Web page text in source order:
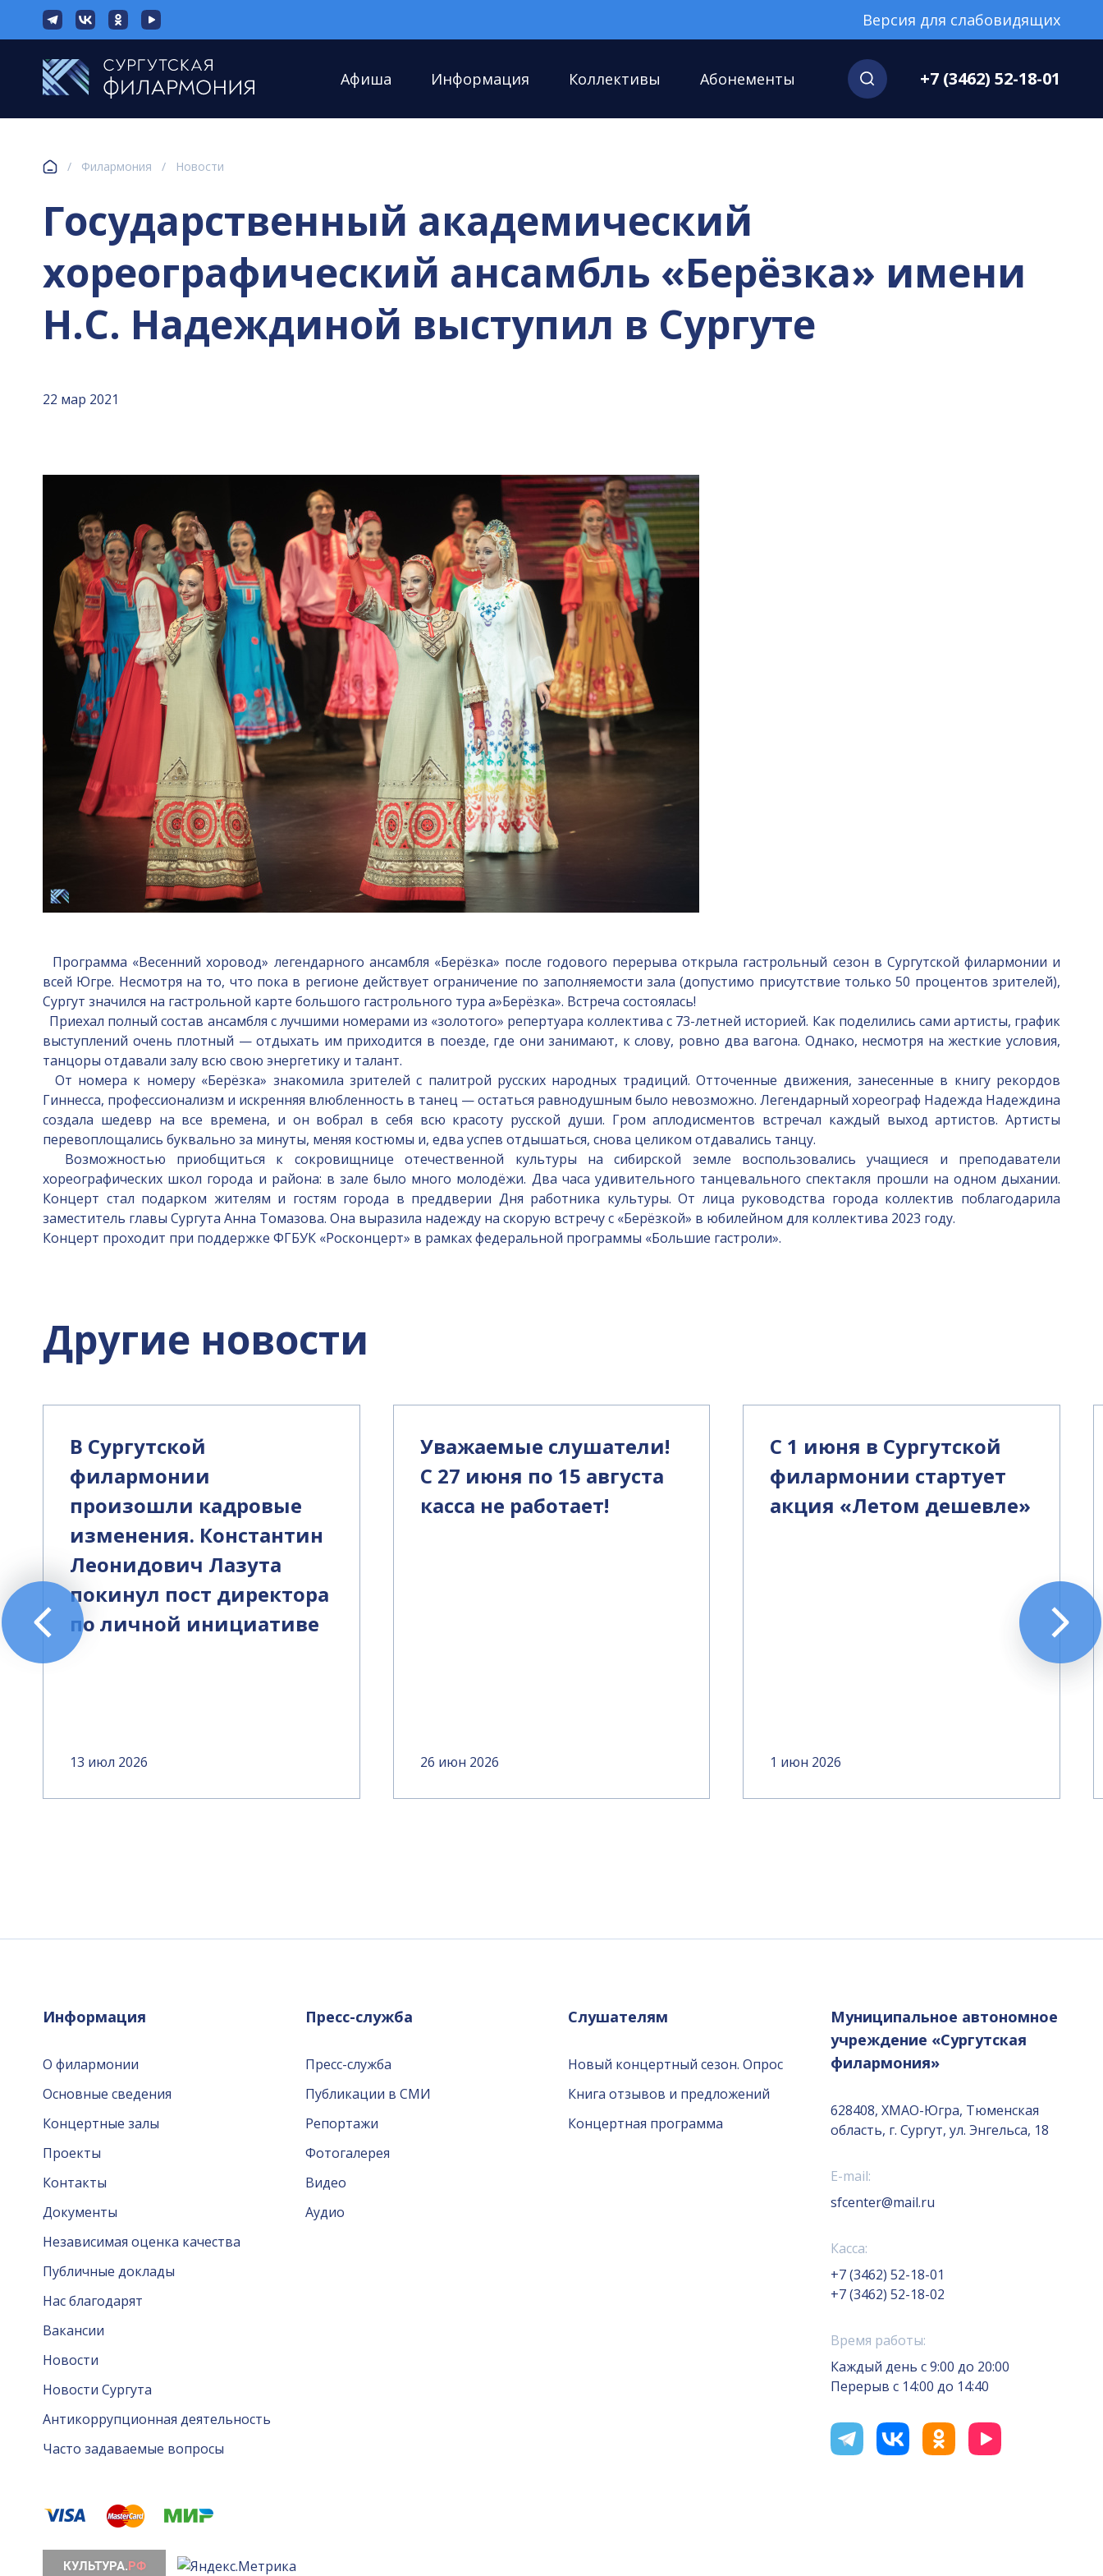
Версия для слабовидящих
Афиша Информация Коллективы Абонементы +7 (3462) 52-18-01
/ Филармония / Новости
Государственный академический
хореографический ансамбль «Берёзка» имени
Н.С. Надеждиной выступил в Сургуте
22 мар 2021
Программа «Весенний хоровод» легендарного ансамбля «Берёзка» после годового перерыва открыла гастрольный сезон в Сургутской филармонии и
всей Югре. Несмотря на то, что пока в регионе действует ограничение по заполняемости зала (допустимо присутствие только 50 процентов зрителей),
Сургут значился на гастрольной карте большого гастрольного тура а»Берёзка». Встреча состоялась!
Приехал полный состав ансамбля с лучшими номерами из «золотого» репертуара коллектива с 73-летней историей. Как поделились сами артисты, график
выступлений очень плотный — отдыхать им приходится в поезде, где они занимают, к слову, ровно два вагона. Однако, несмотря на жесткие условия,
танцоры отдавали залу всю свою энергетику и талант.
От номера к номеру «Берёзка» знакомила зрителей с палитрой русских народных традиций. Отточенные движения, занесенные в книгу рекордов
Гиннесса, профессионализм и искренняя влюбленность в танец — остаться равнодушным было невозможно. Легендарный хореограф Надежда Надеждина
создала шедевр на все времена, и он вобрал в себя всю красоту русской души. Гром аплодисментов встречал каждый выход артистов. Артисты
перевоплощались буквально за минуты, меняя костюмы и, едва успев отдышаться, снова целиком отдавались танцу.
Возможностью приобщиться к сокровищнице отечественной культуры на сибирской земле воспользовались учащиеся и преподаватели
хореографических школ города и района: в зале было много молодёжи. Два часа удивительного танцевального спектакля прошли на одном дыхании.
Концерт стал подарком жителям и гостям города в преддверии Дня работника культуры. От лица руководства города коллектив поблагодарила
заместитель главы Сургута Анна Томазова. Она выразила надежду на скорую встречу с «Берёзкой» в юбилейном для коллектива 2023 году.
Концерт проходит при поддержке ФГБУК «Росконцерт» в рамках федеральной программы «Большие гастроли».
Другие новости
В Сургутской
филармонии
произошли кадровые
изменения. Константин
Леонидович Лазута
покинул пост директора
по личной инициативе
13 июл 2026
Уважаемые слушатели!
С 27 июня по 15 августа
касса не работает!
26 июн 2026
С 1 июня в Сургутской
филармонии стартует
акция «Летом дешевле»
1 июн 2026
Информация
О филармонии
Основные сведения
Концертные залы
Проекты
Контакты
Документы
Независимая оценка качества
Публичные доклады
Нас благодарят
Вакансии
Новости
Новости Сургута
Антикоррупционная деятельность
Часто задаваемые вопросы
Пресс-служба
Пресс-служба
Публикации в СМИ
Репортажи
Фотогалерея
Видео
Аудио
Слушателям
Новый концертный сезон. Опрос
Книга отзывов и предложений
Концертная программа
Муниципальное автономное
учреждение «Сургутская
филармония»
628408, ХМАО-Югра, Тюменская
область, г. Сургут, ул. Энгельса, 18
E-mail:
sfcenter@mail.ru
Касса:
+7 (3462) 52-18-01
+7 (3462) 52-18-02
Время работы:
Каждый день с 9:00 до 20:00
Перерыв с 14:00 до 14:40